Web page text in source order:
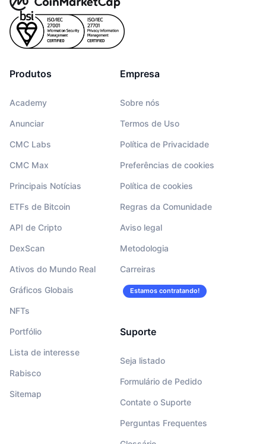
Produtos
Academy
Anunciar
CMC Labs
CMC Max
Principais Notícias
ETFs de Bitcoin
API de Cripto
DexScan
Ativos do Mundo Real
Gráficos Globais
NFTs
Portfólio
Lista de interesse
Rabisco
Sitemap
Empresa
Sobre nós
Termos de Uso
Política de Privacidade
Preferências de cookies
Política de cookies
Regras da Comunidade
Aviso legal
Metodologia
Carreiras
Estamos contratando!
Suporte
Seja listado
Formulário de Pedido
Contate o Suporte
Perguntas Frequentes